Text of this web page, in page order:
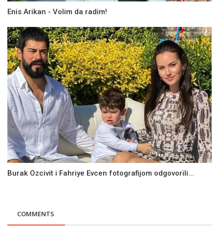
Enis Arikan - Volim da radim!
Burak Ozcivit i Fahriye Evcen fotografijom odgovorili...
COMMENTS